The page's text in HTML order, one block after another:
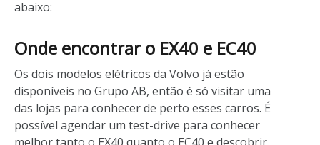
abaixo:
Onde encontrar o EX40 e EC40
Os dois modelos elétricos da Volvo já estão
disponíveis no Grupo AB, então é só visitar uma
das lojas para conhecer de perto esses carros. É
possível agendar um test-drive para conhecer